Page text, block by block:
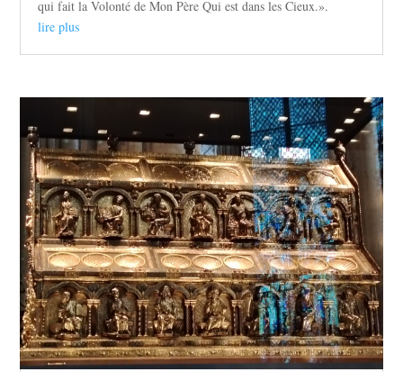
qui fait la Volonté de Mon Père Qui est dans les Cieux.».
lire plus